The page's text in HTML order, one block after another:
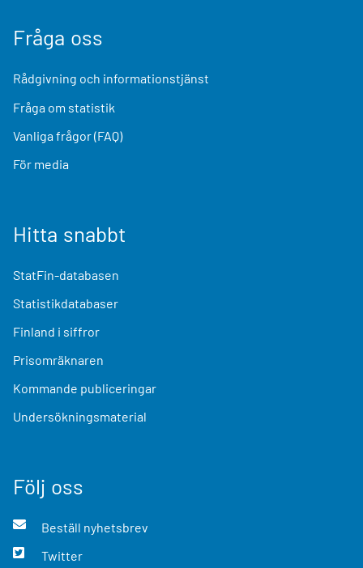
Fråga oss
Rådgivning och informationstjänst
Fråga om statistik
Vanliga frågor (FAQ)
För media
Hitta snabbt
StatFin-databasen
Statistikdatabaser
Finland i siffror
Prisomräknaren
Kommande publiceringar
Undersökningsmaterial
Följ oss
Beställ nyhetsbrev
Twitter